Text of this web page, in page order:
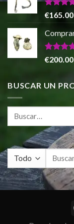
Valorado
de 5
€165.00
Valorado
€200.00
BUSCAR UN
Buscar